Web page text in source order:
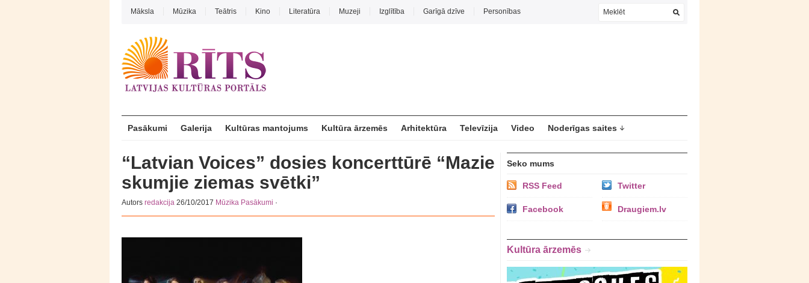
Māksla Mūzika Teātris Kino Literatūra Muzeji Izglītība Garīgā dzīve Personības
Pasākumi Galerija Kultūras mantojums Kultūra ārzemēs Arhitektūra Televīzija Video Noderīgas saites
“Latvian Voices” dosies koncerttūrē “Mazie
skumjie ziemas svētki”
Autors redakcija 26/10/2017 Mūzika Pasākumi ·
Seko mums
RSS Feed Twitter
Facebook Draugiem.lv
Kultūra ārzemēs